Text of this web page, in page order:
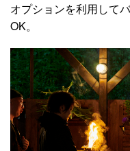
オプションを利用して
OK。